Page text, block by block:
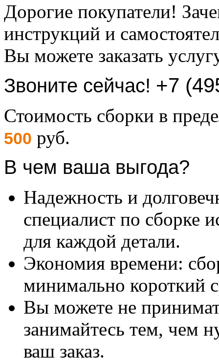
Дорогие покупатели!
инструкций и
Вы можете заказать
Звоните сейчас! +7
Стоимость сборки в
500 руб.
В чем ваша выгода?
Надежность и
специалист по сборке
для каждой детали.
Экономия времени:
минимально короткий
Вы можете не
занимайтесь тем, чем
ваш заказ.